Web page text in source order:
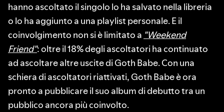
hanno ascoltato il singolo lo ha salvato nella libreria
o lo ha aggiunto a una playlist personale. E il
coinvolgimento non si è limitato a "Weekend
Friend": oltre il 18% degli ascoltatori ha continuato
ad ascoltare altre uscite di Goth Babe. Con una
schiera di ascoltatori riattivati, Goth Babe è ora
pronto a pubblicare il suo album di debutto tra un
pubblico ancora più coinvolto.